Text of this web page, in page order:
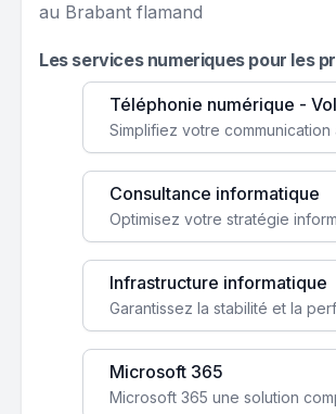
au Brabant flamand
Les services numeriques pour les
Téléphonie numérique -
Consultance informatique
Infrastructure informatique
Microsoft 365